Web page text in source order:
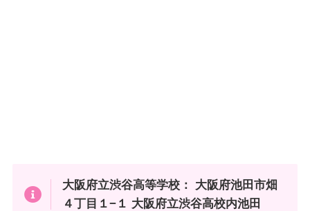
大阪府立渋谷高等学校： 大阪府池田市畑
４丁目１−１ 大阪府立渋谷高校内池田